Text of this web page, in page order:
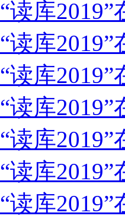
“读库
“读库
“读库
“读库
“读库
“读库
“读库